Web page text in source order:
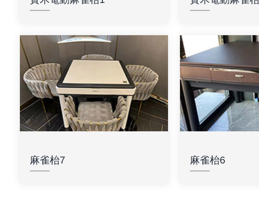
麻雀枱7 麻雀枱6